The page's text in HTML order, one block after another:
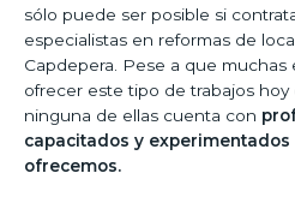
sólo puede ser posible si
especialistas en reformas de
Capdepera. Pese a que
ofrecer este tipo de trabajos hoy
ninguna de ellas cuenta con
capacitados y
ofrecemos.